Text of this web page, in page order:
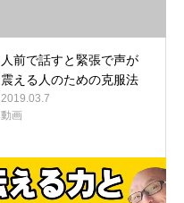
人前で話すと緊張で声が
震える人のための克服法
2019.03.7
動画